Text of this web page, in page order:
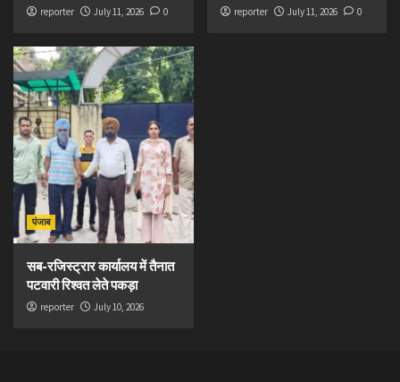
reporter July 11, 2026 0 reporter July 11, 2026 0
पंजाब
सब-रजिस्ट्रार कार्यालय में तैनात
पटवारी रिश्वत लेते पकड़ा
reporter July 10, 2026